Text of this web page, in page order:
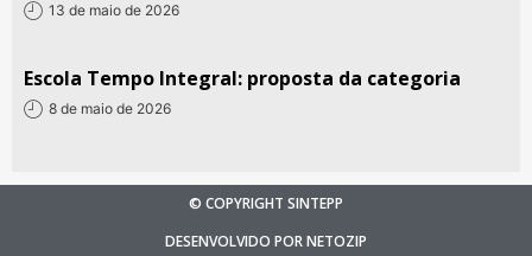
13 de maio de 2026
Escola Tempo Integral: proposta da categoria
8 de maio de 2026
© COPYRIGHT SINTEPP
DESENVOLVIDO POR NETOZIP